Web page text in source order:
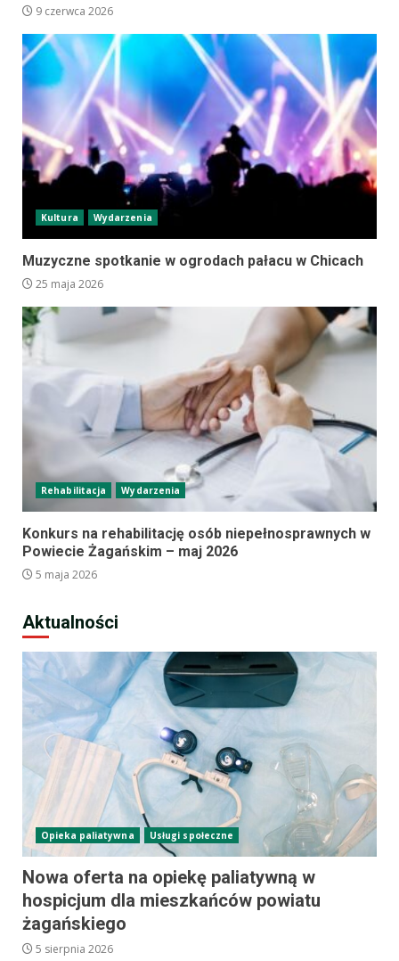
9 czerwca 2026
Kultura Wydarzenia
Muzyczne spotkanie w ogrodach pałacu w Chicach
25 maja 2026
Rehabilitacja Wydarzenia
Konkurs na rehabilitację osób niepełnosprawnych w
Powiecie Żagańskim – maj 2026
5 maja 2026
Aktualności
Opieka paliatywna Usługi społeczne
Nowa oferta na opiekę paliatywną w
hospicjum dla mieszkańców powiatu
żagańskiego
5 sierpnia 2026